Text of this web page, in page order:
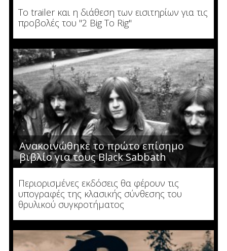
Το trailer και η διάθεση των εισιτηρίων για τις
προβολές του "2 Big To Rig"
Ανακοινώθηκε το πρώτο επίσημο
βιβλίο για τους Black Sabbath
Περιορισμένες εκδόσεις θα φέρουν τις
υπογραφές της κλασικής σύνθεσης του
θρυλικού συγκροτήματος